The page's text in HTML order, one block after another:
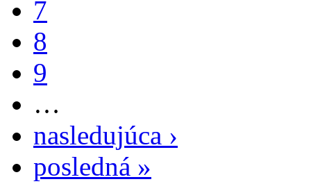
7
8
9
…
nasledujúca ›
posledná »